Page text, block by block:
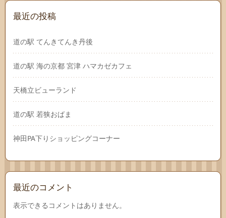
最近の投稿
道の駅 てんきてんき丹後
道の駅 海の京都 宮津 ハマカゼカフェ
天橋立ビューランド
道の駅 若狭おばま
神田PA下りショッピングコーナー
最近のコメント
表示できるコメントはありません。